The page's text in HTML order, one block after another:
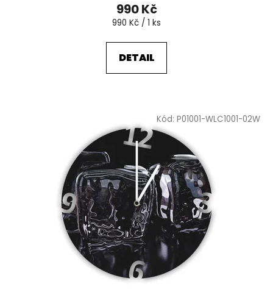
990 Kč
Měrná
990 Kč / 1 ks
DETAIL
Kód: P01001-WLC1001-02W